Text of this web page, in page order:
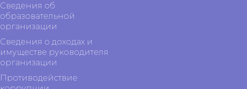
Сведения об
образовательной
организации
Сведения о доходах и
имуществе руководителя
организации
Противодействие